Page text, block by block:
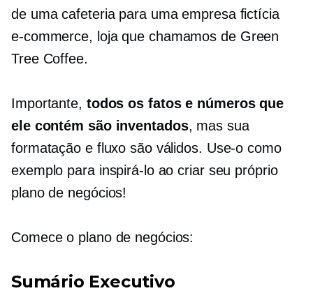
de uma cafeteria para uma empresa fictícia
e-commerce, loja que chamamos de Green
Tree Coffee.
Importante, todos os fatos e números que
ele contém são inventados, mas sua
formatação e fluxo são válidos. Use-o como
exemplo para inspirá-lo ao criar seu próprio
plano de negócios!
Comece o plano de negócios:
Sumário Executivo